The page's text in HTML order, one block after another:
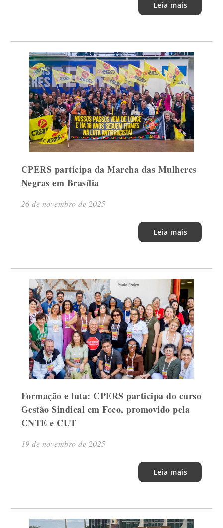
Leia mais
CPERS participa da Marcha das Mulheres
Negras em Brasília
26 de novembro de 2025
Leia mais
Formação e luta: CPERS participa do curso
Gestão Sindical em Foco, promovido pela
CNTE e CUT
19 de novembro de 2025
Leia mais